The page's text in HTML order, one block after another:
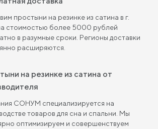
простыни на резинке из сатина в г.
стоимостью более 5000 рублей
в разумные сроки. Регионы доставки
расширяются.
СОНУМ специализируется на
товаров для сна и спальни. Мы
оптимизируем и совершенствуем